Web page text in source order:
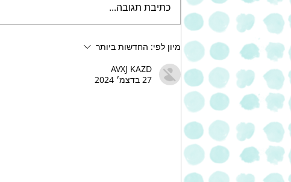
עוגת שוקולד צ'יפס עשירה של
כתיבת תגובה...
מיון לפי: החדשות ביותר
AVXJ KAZD
27 בדצמ׳ 2024